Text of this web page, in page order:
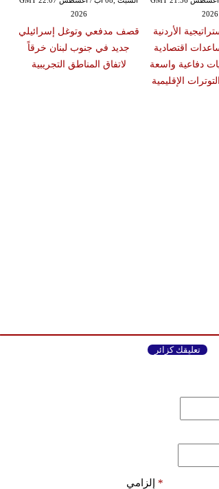
2026
قصف مدفعي وتوغل إسرائيلي
جديد في جنوب لبنان خرقاً
لاتفاق المناطق التجريبية
2026
الأردنية
اقتصادية
دفاعية واسعة
الإقليمية
تعليقك كزائر
إلزامي *